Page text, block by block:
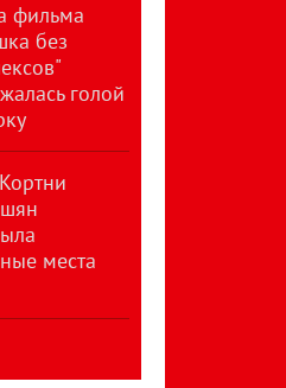
фильма
без
голой
места